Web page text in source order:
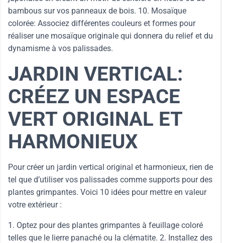
bambous sur vos panneaux de bois. 10. Mosaïque
colorée: Associez différentes couleurs et formes pour
réaliser une mosaïque originale qui donnera du relief et du
dynamisme à vos palissades.
JARDIN VERTICAL:
CRÉEZ UN ESPACE
VERT ORIGINAL ET
HARMONIEUX
Pour créer un jardin vertical original et harmonieux, rien de
tel que d’utiliser vos palissades comme supports pour des
plantes grimpantes. Voici 10 idées pour mettre en valeur
votre extérieur :
1. Optez pour des plantes grimpantes à feuillage coloré
telles que le lierre panaché ou la clématite. 2. Installez des